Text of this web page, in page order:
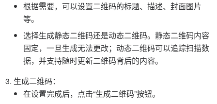
根据需要，可以设置二维码的标题、描述、封面图片
等。
选择生成静态二维码还是动态二维码。静态二维码内容
固定，一旦生成无法更改；动态二维码可以追踪扫描数
据，并支持随时更新二维码背后的内容。
生成二维码：
在设置完成后，点击“生成二维码”按钮。